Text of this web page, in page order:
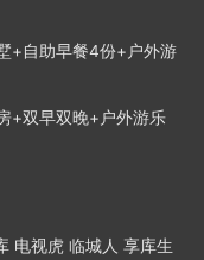
+自助早餐4份+户外游
+双早双晚+户外游乐
电视虎 临城人 享库生